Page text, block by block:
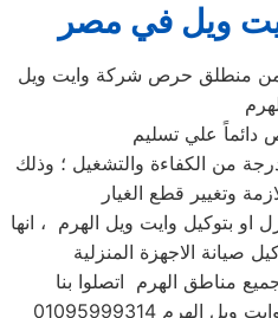
ويل في مصر
من منطلق حرص شركة وايت ويل
دائماً علي تسليم
من الكفاءة والتشغيل ؛ وذلك
وتغيير قطع الغيار
او بتوكيل وايت ويل الهرم ، انها
صيانة الاجهزة المنزلية
مناطق الهرم اتصلوا بنا